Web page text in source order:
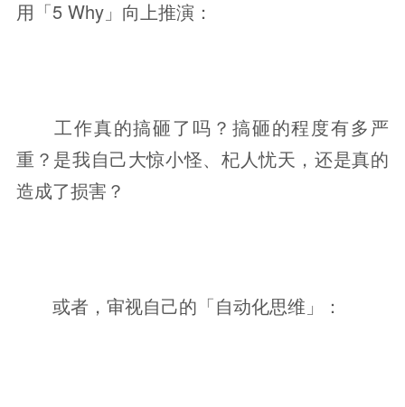
用「5 Why」向上推演：
工作真的搞砸了吗？搞砸的程度有多严
重？是我自己大惊小怪、杞人忧天，还是真的
造成了损害？
或者，审视自己的「自动化思维」：